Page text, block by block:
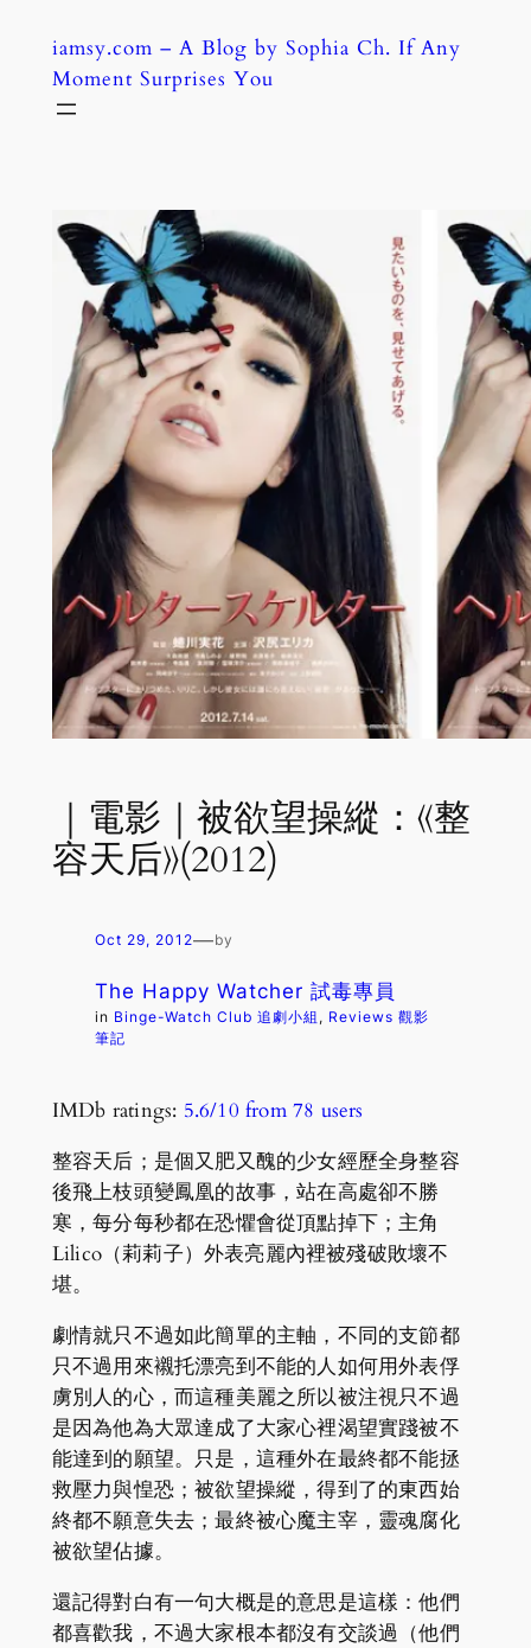
content
iamsy.com – A Blog by Sophia Ch. If Any
Moment Surprises You
｜電影｜被欲望操縱：《整
容天后》(2012)
Oct 29, 2012—by
The Happy Watcher 試毒專員
in Binge-Watch Club 追劇小組 , Reviews 觀影
筆記
IMDb ratings: 5.6/10 from 78 users
整容天后；是個又肥又醜的少女經歷全身整容
後飛上枝頭變鳳凰的故事，站在高處卻不勝
寒，每分每秒都在恐懼會從頂點掉下；主角
Lilico（莉莉子）外表亮麗內裡被殘破敗壞不
堪。
劇情就只不過如此簡單的主軸，不同的支節都
只不過用來襯托漂亮到不能的人如何用外表俘
虜別人的心，而這種美麗之所以被注視只不過
是因為他為大眾達成了大家心裡渴望實踐被不
能達到的願望。只是，這種外在最終都不能拯
救壓力與惶恐；被欲望操縱，得到了的東西始
終都不願意失去；最終被心魔主宰，靈魂腐化
被欲望佔據。
還記得對白有一句大概是的意思是這樣：他們
都喜歡我，不過大家根本都沒有交談過（他們